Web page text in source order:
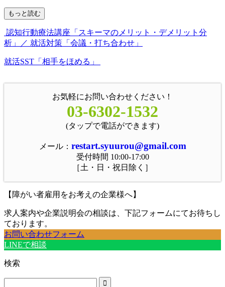
もっと読む
認知行動療法講座「スキーマのメリット・デメリット分
析」／ 就活対策「会議・打ち合わせ」
就活SST「相手をほめる」
お気軽にお問い合わせください！
03-6302-1532
(タップで電話ができます)
メール： restart.syuurou@gmail.com
受付時間 10:00-17:00
［土・日・祝日除く］
【障がい者雇用をお考えの企業様へ】
求人案内や企業説明会の相談は、下記フォームにてお待ちし
ております。
お問い合わせフォーム
LINEで相談
検索